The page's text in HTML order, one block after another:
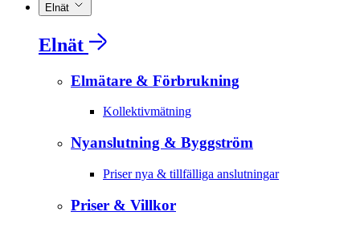
Elnät
Elnät
Elmätare & Förbrukning
Kollektivmätning
Nyanslutning & Byggström
Priser nya & tillfälliga anslutningar
Priser & Villkor